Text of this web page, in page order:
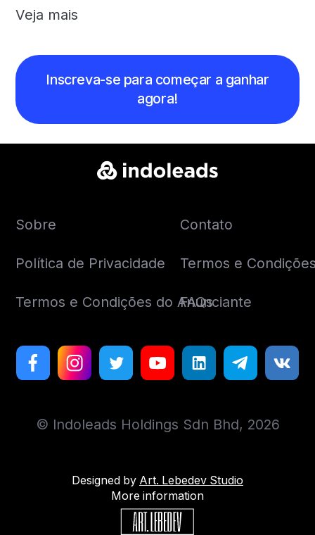
Veja mais
Inscreva-se para começar a ganhar
agora!
Sobre Contato
Política de Privacidade Termos e
Termos e Condições do Anunciante
FAQs
© Indoleads Holdings Sdn Bhd, 2026
Designed by Art. Lebedev Studio
More information